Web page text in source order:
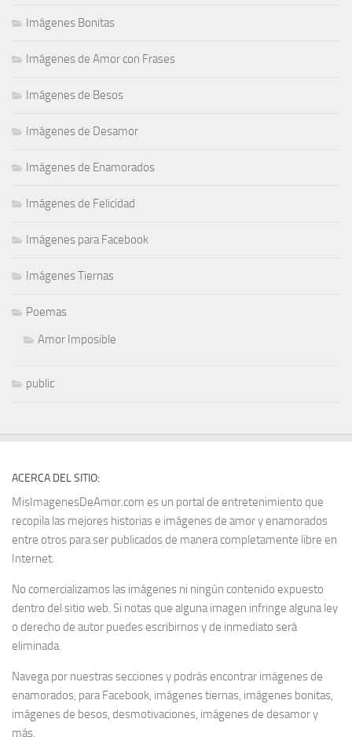
Imágenes Bonitas
Imágenes de Amor con Frases
Imágenes de Besos
Imágenes de Desamor
Imágenes de Enamorados
Imágenes de Felicidad
Imágenes para Facebook
Imágenes Tiernas
Poemas
Amor Imposible
public
ACERCA DEL SITIO:
MisImagenesDeAmor.com es un portal de entretenimiento que
recopila las mejores historias e imágenes de amor y enamorados
entre otros para ser publicados de manera completamente libre en
Internet.
No comercializamos las imágenes ni ningún contenido expuesto
dentro del sitio web. Si notas que alguna imagen infringe alguna ley
o derecho de autor puedes escribirnos y de inmediato será
eliminada.
Navega por nuestras secciones y podrás encontrar imágenes de
enamorados, para Facebook, imágenes tiernas, imágenes bonitas,
imágenes de besos, desmotivaciones, imágenes de desamor y
más.